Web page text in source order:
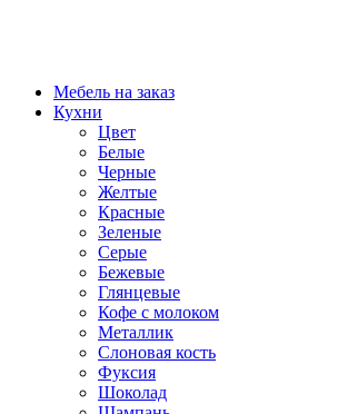
Мебель на заказ
Кухни
Цвет
Белые
Черные
Желтые
Красные
Зеленые
Серые
Бежевые
Глянцевые
Кофе с молоком
Металлик
Слоновая кость
Фуксия
Шоколад